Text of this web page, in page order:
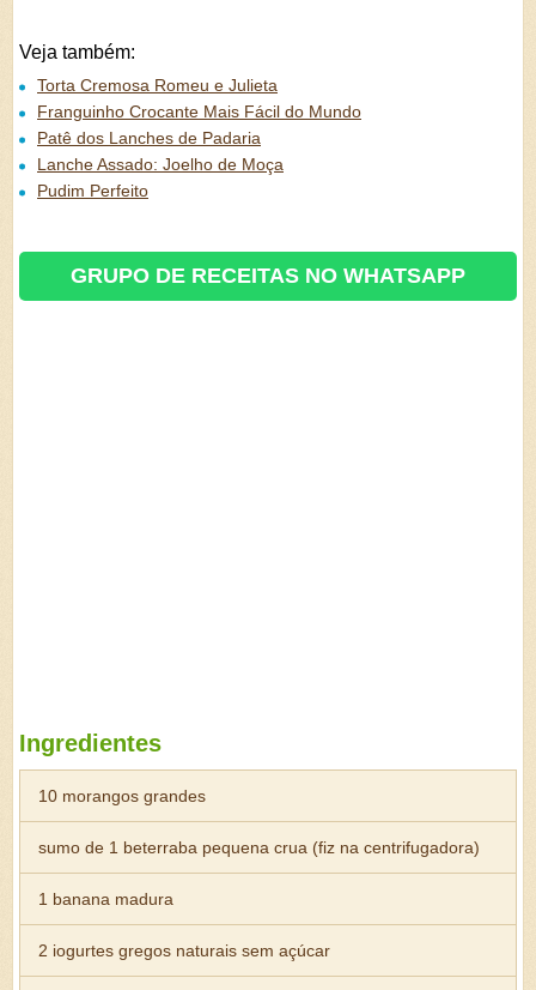
Veja também:
Torta Cremosa Romeu e Julieta
Franguinho Crocante Mais Fácil do Mundo
Patê dos Lanches de Padaria
Lanche Assado: Joelho de Moça
Pudim Perfeito
GRUPO DE RECEITAS NO WHATSAPP
Ingredientes
10 morangos grandes
sumo de 1 beterraba pequena crua (fiz na centrifugadora)
1 banana madura
2 iogurtes gregos naturais sem açúcar